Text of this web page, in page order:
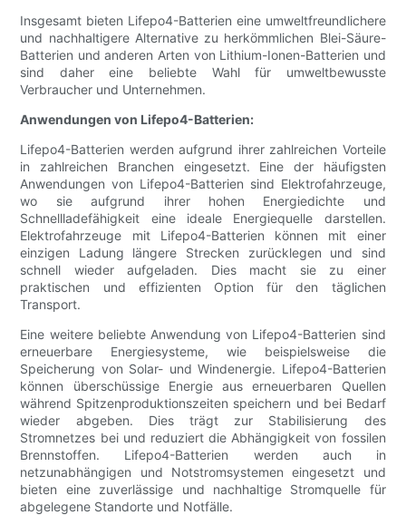
Insgesamt bieten Lifepo4-Batterien eine umweltfreundlichere
und nachhaltigere Alternative zu herkömmlichen Blei-Säure-
Batterien und anderen Arten von Lithium-Ionen-Batterien und
sind daher eine beliebte Wahl für umweltbewusste
Verbraucher und Unternehmen.
Anwendungen von Lifepo4-Batterien:
Lifepo4-Batterien werden aufgrund ihrer zahlreichen Vorteile
in zahlreichen Branchen eingesetzt. Eine der häufigsten
Anwendungen von Lifepo4-Batterien sind Elektrofahrzeuge,
wo sie aufgrund ihrer hohen Energiedichte und
Schnellladefähigkeit eine ideale Energiequelle darstellen.
Elektrofahrzeuge mit Lifepo4-Batterien können mit einer
einzigen Ladung längere Strecken zurücklegen und sind
schnell wieder aufgeladen. Dies macht sie zu einer
praktischen und effizienten Option für den täglichen
Transport.
Eine weitere beliebte Anwendung von Lifepo4-Batterien sind
erneuerbare Energiesysteme, wie beispielsweise die
Speicherung von Solar- und Windenergie. Lifepo4-Batterien
können überschüssige Energie aus erneuerbaren Quellen
während Spitzenproduktionszeiten speichern und bei Bedarf
wieder abgeben. Dies trägt zur Stabilisierung des
Stromnetzes bei und reduziert die Abhängigkeit von fossilen
Brennstoffen. Lifepo4-Batterien werden auch in
netzunabhängigen und Notstromsystemen eingesetzt und
bieten eine zuverlässige und nachhaltige Stromquelle für
abgelegene Standorte und Notfälle.